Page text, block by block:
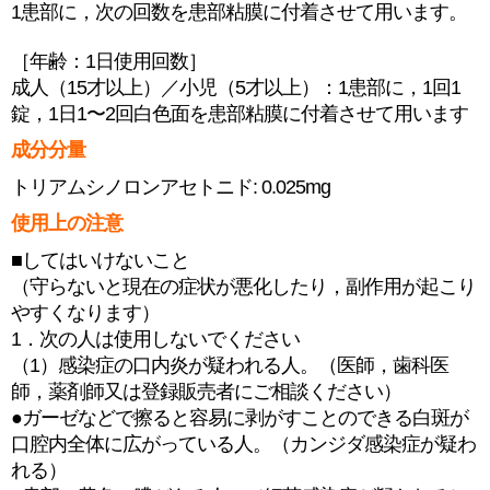
1患部に，次の回数を患部粘膜に付着させて用います。
［年齢：1日使用回数］
成人（15才以上）／小児（5才以上）：1患部に，1回1
錠，1日1〜2回白色面を患部粘膜に付着させて用います
成分分量
トリアムシノロンアセトニド: 0.025mg
使用上の注意
■してはいけないこと
（守らないと現在の症状が悪化したり，副作用が起こり
やすくなります）
1．次の人は使用しないでください
（1）感染症の口内炎が疑われる人。（医師，歯科医
師，薬剤師又は登録販売者にご相談ください）
●ガーゼなどで擦ると容易に剥がすことのできる白斑が
口腔内全体に広がっている人。（カンジダ感染症が疑わ
れる）